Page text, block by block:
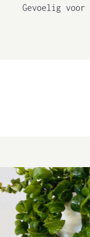
Gevoelig